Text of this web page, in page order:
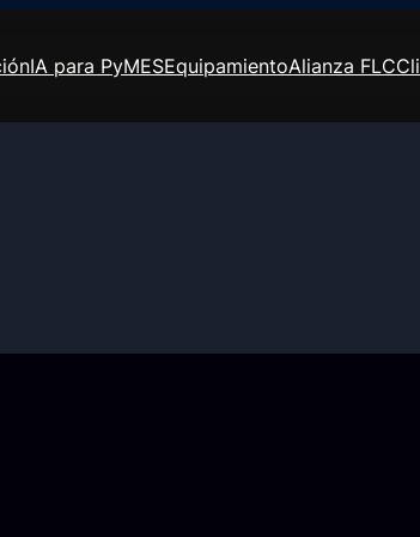
IA para PyMESEquipamientoAlianza FLC